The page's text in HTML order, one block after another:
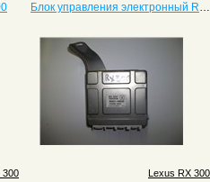
300
Блок управления электронный RX 300
Lexus RX 300